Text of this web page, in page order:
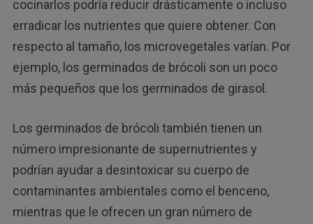
cocinarlos podría reducir drásticamente o incluso
erradicar los nutrientes que quiere obtener. Con
respecto al tamaño, los microvegetales varían. Por
ejemplo, los germinados de brócoli son un poco
más pequeños que los germinados de girasol.
Los germinados de brócoli también tienen un
número impresionante de supernutrientes y
podrían ayudar a desintoxicar su cuerpo de
contaminantes ambientales como el benceno,
mientras que le ofrecen un gran número de